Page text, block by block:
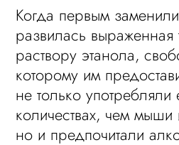
Когда первым
развилась выраженная
раствору этанола,
которому им
не только
количествах, чем
но и предпочитали